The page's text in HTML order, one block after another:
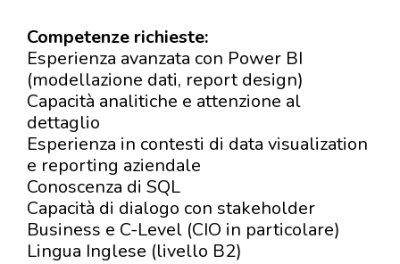
Competenze richieste:
Esperienza avanzata con Power BI
(modellazione dati, report design)
Capacità analitiche e attenzione al
dettaglio
Esperienza in contesti di data visualization
e reporting aziendale
Conoscenza di SQL
Capacità di dialogo con stakeholder
Business e C-Level (CIO in particolare)
Lingua Inglese (livello B2)